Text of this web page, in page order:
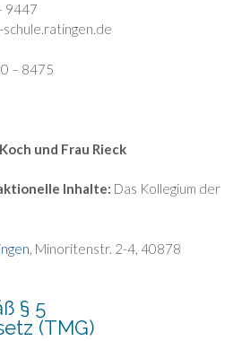
9447
– 8475
und Frau Rieck
Inhalte: Das Kollegium der
, Minoritenstr. 2-4, 40878
§ 5
(TMG)